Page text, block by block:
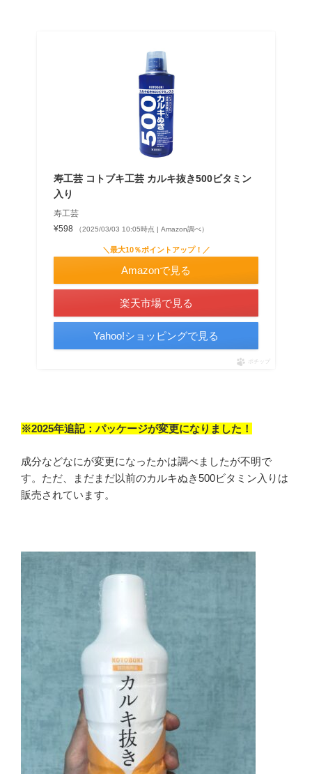
寿工芸 コトブキ工芸 カルキ抜き500ビタミン
入り
寿工芸
¥598
（2025/03/03 10:05時点 | Amazon調べ）
＼最大10％ポイントアップ！／
Amazonで見る
楽天市場で見る
Yahoo!ショッピングで見る
ポチップ
※2025年追記：パッケージが変更になりました！
成分などなにが変更になったかは調べましたが不明で
す。ただ、まだまだ以前のカルキぬき500ビタミン入りは
販売されています。